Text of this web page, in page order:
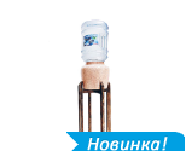
500 руб